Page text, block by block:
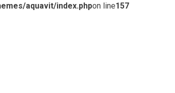
aquavit/index.phpon line157